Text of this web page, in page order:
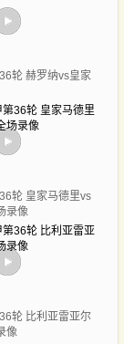
轮 赫罗纳vs皇家
轮 皇家马德里vs
录像
轮 比利亚雷亚尔
像